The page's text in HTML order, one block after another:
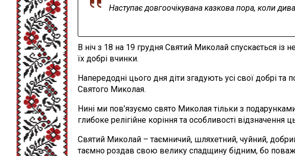
Наступає довгоочікувана казкова пора, коли
В ніч з 18 на 19 грудня Святий Миколай спускається із
їх добрі вчинки.
Напередодні цього дня діти згадують усі свої добрі та
Святого Миколая.
Нині ми пов’язуємо свято Миколая тільки з
глибоке релігійне коріння та особливості
Святий Миколай – таємничий, шляхетний, чуйний,
таємно роздав свою велику спадщину бідним, бо